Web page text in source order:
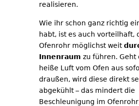
realisieren.
Wie ihr schon ganz richtig
habt, ist es auch vorteilhaft,
Ofenrohr möglichst weit
Innenraum zu führen. Geht
heiße Luft vom Ofen aus
draußen, wird diese direkt
abgekühlt – das mindert die
Beschleunigung im